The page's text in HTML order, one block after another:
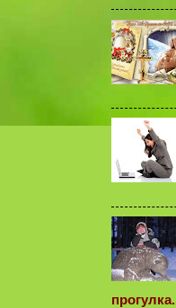
прогулка.